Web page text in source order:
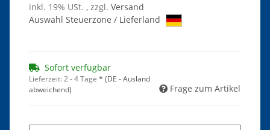
inkl. 19% USt. , zzgl. Versand
Auswahl Steuerzone / Lieferland
Sofort verfügbar
Lieferzeit:2 - 4 Tage * (DE - Ausland
abweichend)
Frage zum Artikel